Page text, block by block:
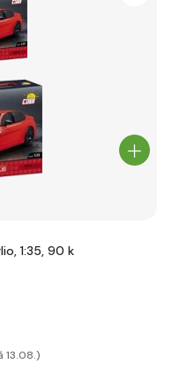
1:35, 90 k
13.08.)